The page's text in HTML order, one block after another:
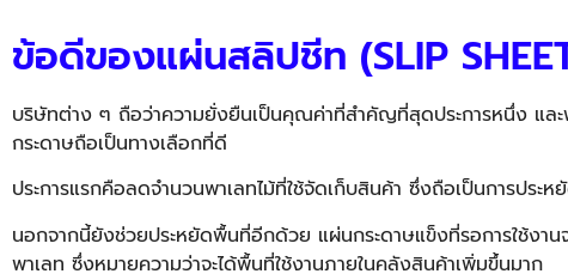
ข้อดีของแผ่นสลิปชีท (SLIP
บริษัทต่าง ๆ ถือว่าความยั่งยืนเป็นคุณค่าที่สำคัญที่สุดประการหนึ่ง แล
กระดาษถือเป็นทางเลือกที่ดี
ประการแรกคือลดจำนวนพาเลทไม้ที่ใช้จัดเก็บสินค้า ซึ่งถือเป็นการ
นอกจากนี้ยังช่วยประหยัดพื้นที่อีกด้วย แผ่นกระดาษแข็งที่รอการใช้งา
พาเลท ซึ่งหมายความว่าจะได้พื้นที่ใช้งานภายในคลังสินค้าเพิ่มขึ้นมาก